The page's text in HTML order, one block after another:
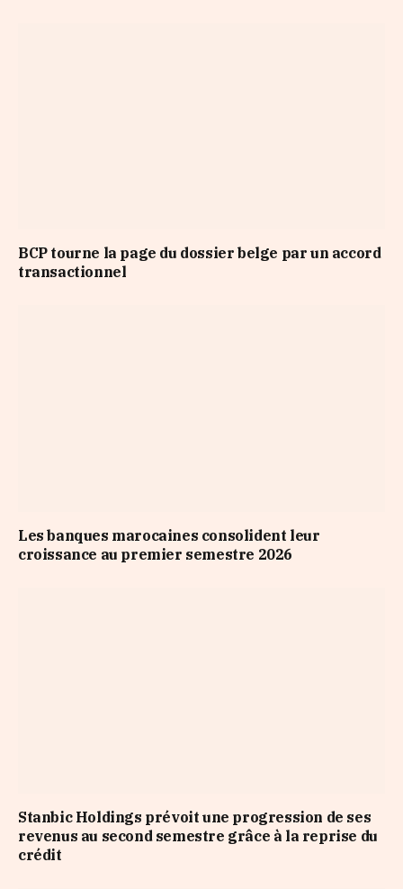
BCP tourne la page du dossier belge par un accord
transactionnel
Les banques marocaines consolident leur
croissance au premier semestre 2026
Stanbic Holdings prévoit une progression de ses
revenus au second semestre grâce à la reprise du
crédit